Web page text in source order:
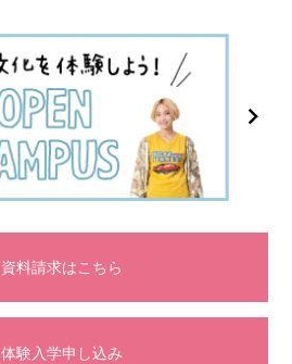
資料請求はこちら
体験入学申し込み